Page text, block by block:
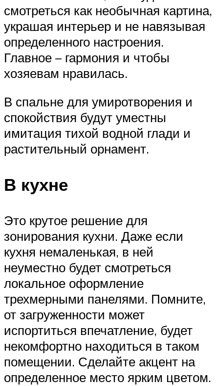
смотреться как необычная картина,
украшая интерьер и не навязывая
определенного настроения.
Главное – гармония и чтобы
хозяевам нравилась.
В спальне для умиротворения и
спокойствия будут уместны
имитация тихой водной глади и
растительный орнамент.
В кухне
Это крутое решение для
зонирования кухни. Даже если
кухня немаленькая, в ней
неуместно будет смотреться
локальное оформление
трехмерными панелями. Помните,
от загруженности может
испортиться впечатление, будет
некомфортно находиться в таком
помещении. Сделайте акцент на
определенное место ярким цветом.